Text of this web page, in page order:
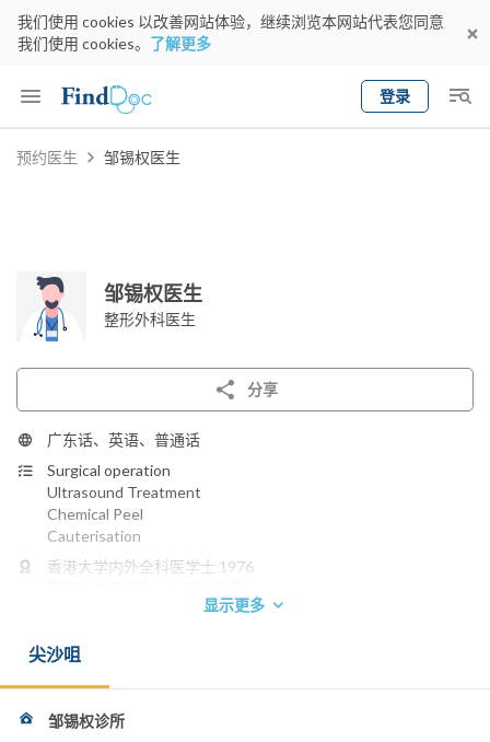
我们使用 cookies 以改善网站体验，继续浏览本网站代表您同意
我们使用 cookies。 了解更多
登录
Keyword
预约医生 邹锡权医生
邹锡权医生
整形外科医生
分享
广东话、英语、普通话
Surgical operation
Ultrasound Treatment
Chemical Peel
Cauterisation
香港大学内外全科医学士 1976
英国格拉斯哥皇家医学院外科院士 1980
香港外科医学院院士 1993
电话：
显示更多
尖沙咀
邹锡权诊所